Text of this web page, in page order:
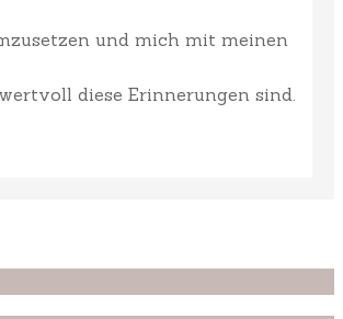
und mich mit meinen
diese Erinnerungen sind.